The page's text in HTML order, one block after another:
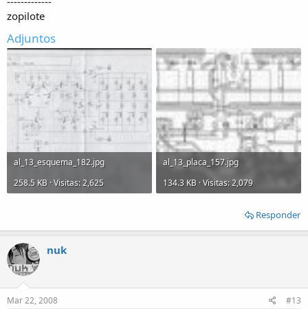
zopilote
Adjuntos
al_13_esquema_182.jpg
258.5 KB · Visitas: 2,625
al_13_placa_157.jpg
134.3 KB · Visitas: 2,079
Responder
nuk
Mar 22, 2008 #13